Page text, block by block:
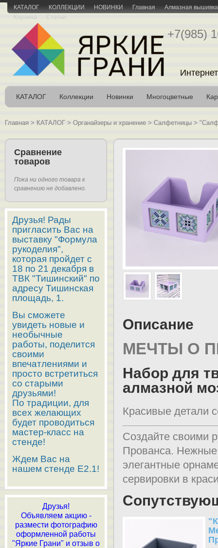
КАТАЛОГ КОЛЛЕКЦИИ НОВИНКИ Главная
Алмазная вышивка
Корзина
Статьи
+7(985)
КАТАЛОГ Коллекции Новинки Многоцветные
Главная > КАТАЛОГ > Органайзеры и хранение > Салфетницы >
Описание
МЕЧТЫ О
Набор для
алмазной
Красивые детали
Создайте своими
Прованса. Нежные
элегантные
сервировки в
Сравнение
товаров
Пока ни одного товара к
сравнению не добавлено.
Друзья! Рады
пригласить Вас на
выставку "Формула
рукоделия",
которая пройдет с
18 по 21 декабря в
ТВК "Тишинский" по
адресу Тишинская
площадь, 1.
Вы сможете
увидеть новые и
необычные
работы, поделится
своими
впечатлениями и
просто встретиться
со старыми
друзьями!
По традиции, для
всех желающих
будет проводиться
мастер-класс на
стенде!
Ждем Вас на
нашем стенде E2.1!
Друзья!
Объявляем акцию -
размести фотографию
оформленной работы
"Яркие Грани" и отзыв о